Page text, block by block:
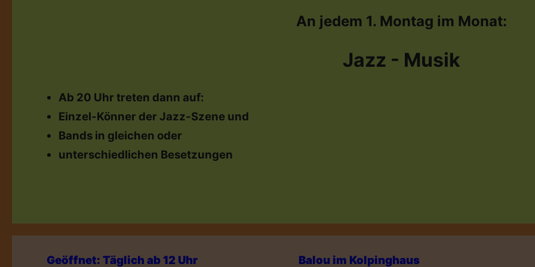
An jedem 1. Montag im Monat:
Jazz - Musik
Ab 20 Uhr treten dann auf:
Einzel-Könner der Jazz-Szene und
Bands in gleichen oder
unterschiedlichen Besetzungen
Geöffnet: Täglich ab 12 Uhr Balou im Kolpinghaus